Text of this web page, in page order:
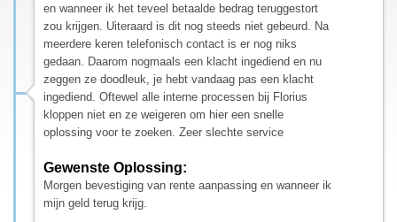
en wanneer ik het teveel betaalde bedrag teruggestort
zou krijgen. Uiteraard is dit nog steeds niet gebeurd. Na
meerdere keren telefonisch contact is er nog niks
gedaan. Daarom nogmaals een klacht ingediend en nu
zeggen ze doodleuk, je hebt vandaag pas een klacht
ingediend. Oftewel alle interne processen bij Florius
kloppen niet en ze weigeren om hier een snelle
oplossing voor te zoeken. Zeer slechte service
Gewenste Oplossing:
Morgen bevestiging van rente aanpassing en wanneer ik
mijn geld terug krijg.